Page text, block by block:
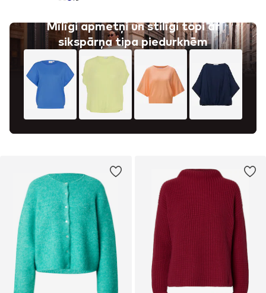
Mīlīgi apmetņi un stilīgi topi ar
sikspārņa tipa piedurknēm